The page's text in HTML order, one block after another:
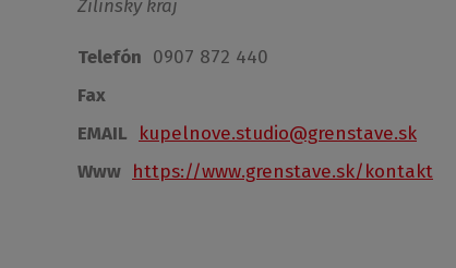
Žilinský kraj
Telefón 0907 872 440
Fax
EMAIL
kupelnove.studio@grenstave.sk
Www https://www.grenstave.sk/kontakt